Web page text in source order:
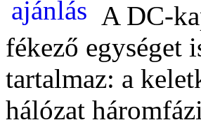
A DC-
fékező egységet
tartalmaz: a
hálózat